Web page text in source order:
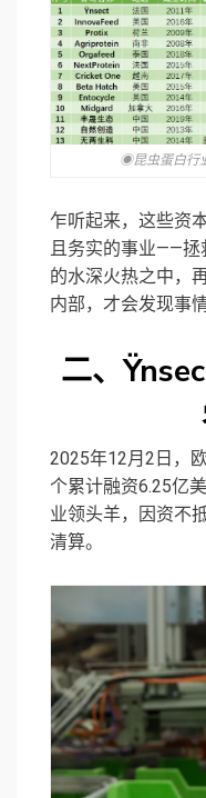
◉昆虫蛋白行
乍听起来，这些资
且务实的事业——拯
的水深火热之中，
内部，才会发现事
二、
2025年12月2日，
个累计融资6.25亿
业领头羊，因资不
清算。